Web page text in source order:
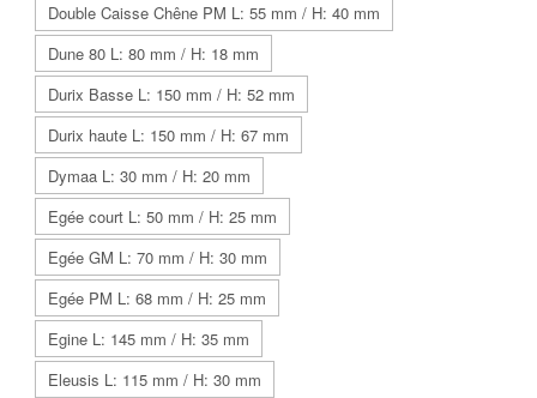
Double Caisse Chêne PM L: 55 mm / H: 40 mm
Dune 80 L: 80 mm / H: 18 mm
Durix Basse L: 150 mm / H: 52 mm
Durix haute L: 150 mm / H: 67 mm
Dymaa L: 30 mm / H: 20 mm
Egée court L: 50 mm / H: 25 mm
Egée GM L: 70 mm / H: 30 mm
Egée PM L: 68 mm / H: 25 mm
Egine L: 145 mm / H: 35 mm
Eleusis L: 115 mm / H: 30 mm